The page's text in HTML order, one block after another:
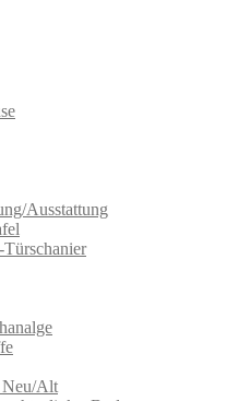
Ausstattung
Neu/Alt